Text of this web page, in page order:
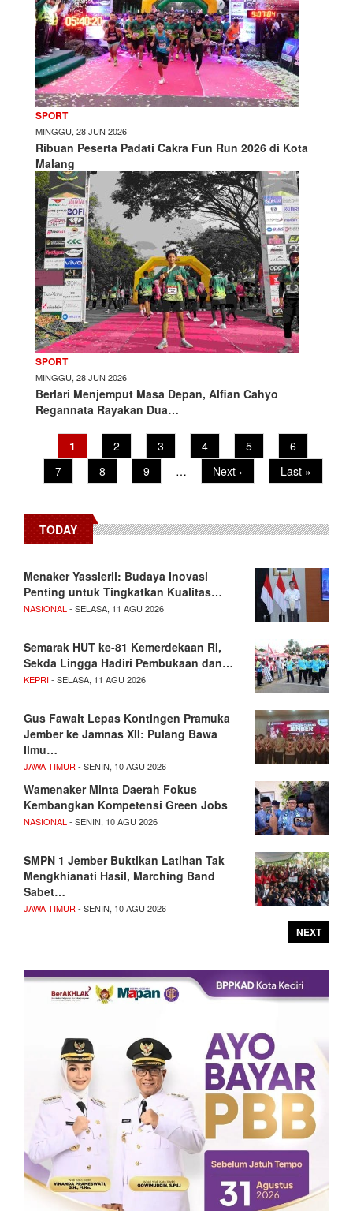
SPORT
MINGGU, 28 JUN 2026
Ribuan Peserta Padati Cakra Fun Run 2026 di Kota
Malang
SPORT
MINGGU, 28 JUN 2026
Berlari Menjemput Masa Depan, Alfian Cahyo
Regannata Rayakan Dua…
PaginationCurrent
page
1 Page
2 Page
3 Page
4 Page
5 Page
6
Page
7 Page
8 Page
9 …
Next
page
Next ›
Last
page
Last »
TODAY
Menaker Yassierli: Budaya Inovasi
Penting untuk Tingkatkan Kualitas…
NASIONAL - SELASA, 11 AGU 2026
Semarak HUT ke-81 Kemerdekaan RI,
Sekda Lingga Hadiri Pembukaan dan…
KEPRI- SELASA, 11 AGU 2026
Gus Fawait Lepas Kontingen Pramuka
Jember ke Jamnas XII: Pulang Bawa
Ilmu…
JAWA TIMUR - SENIN, 10 AGU 2026
Wamenaker Minta Daerah Fokus
Kembangkan Kompetensi Green Jobs
NASIONAL - SENIN, 10 AGU 2026
SMPN 1 Jember Buktikan Latihan Tak
Mengkhianati Hasil, Marching Band
Sabet…
JAWA TIMUR - SENIN, 10 AGU 2026
NEXT